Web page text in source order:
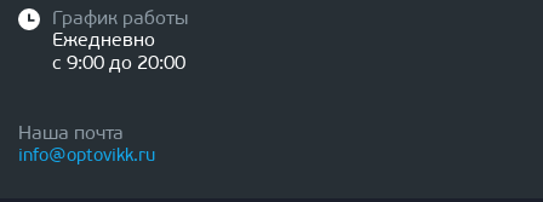
График работы
Ежедневно
с 9:00 до 20:00
Наша почта
info@optovikk.ru